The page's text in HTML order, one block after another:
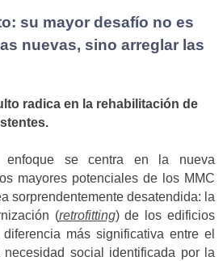
su mayor desafío no es
nuevas, sino arreglar las
radica en la rehabilitación de
se centra en la nueva
mayores potenciales de los MMC
sorprendentemente desatendida: la
(retrofitting) de los edificios
más significativa entre el
social identificada por la